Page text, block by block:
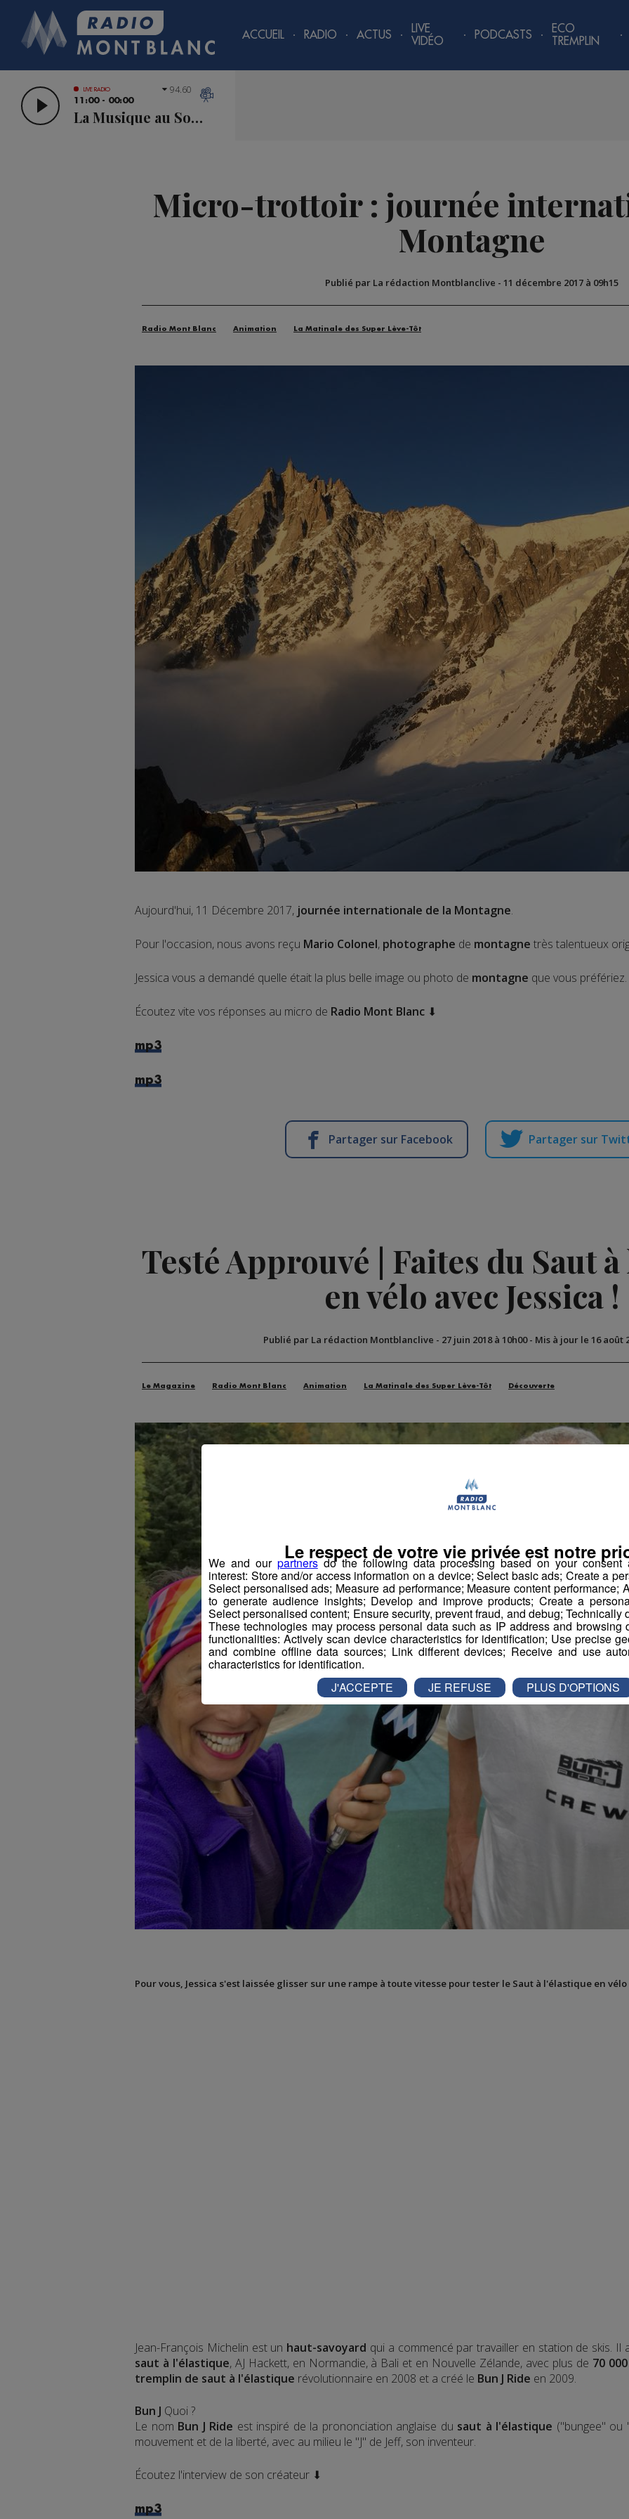
ACCUEIL RADIO ACTUS
LIVE
VIDÉO
PODCASTS
ECO
TREMPLIN
LIVE RADIO
11:00 - 00:00
La Musique au Sommet
94.60
Micro-trottoir : journée
Montagne
Publié par La rédaction Montblanclive - 11 décembre 2017 à 09h15
Radio Mont Blanc Animation La Matinale des Super Lève-Tôt
Aujourd'hui, 11 Décembre 2017, journée internationale de la Montagne.
Pour l'occasion, nous avons reçu Mario Colonel, photographe de montagne très talentueux
Jessica vous a demandé quelle était la plus belle image ou photo de montagne que vous préfériez.
Écoutez vite vos réponses au micro de Radio Mont Blanc ⬇
mp3
mp3
Partager sur Facebook Partager sur
Testé Approuvé | Faites du Saut
en vélo avec Jessica !
Publié par La rédaction Montblanclive - 27 juin 2018 à 10h00- Mis à jour le 16 août
Le Magazine Radio Mont Blanc Animation La Matinale des Super Lève-Tôt Découverte
Pour vous, Jessica s'est laissée glisser sur une rampe à toute vitesse pour tester le Saut à l'élastique en vélo
Jean-François Michelin est un haut-savoyard qui a commencé par travailler en station de skis. Il
saut à l'élastique, AJ Hackett, en Normandie, à Bali et en Nouvelle Zélande, avec plus de 70
tremplin de saut à l'élastique révolutionnaire en 2008 et a créé le Bun J Ride en 2009.
Bun J Quoi ?
Le nom Bun J Ride est inspiré de la prononciation anglaise du saut à l'élastique ("bungee" ou
mouvement et de la liberté, avec au milieu le "J" de Jeff, son inventeur.
Écoutez l'interview de son créateur ⬇
mp3
We and our partnersdo the following data processing based on your consent
interest: Store and/or access information on a device; Select basic ads; Create a
Select personalised ads; Measure ad performance; Measure content performance;
to generate audience insights; Develop and improve products; Create a
Select personalised content; Ensure security, prevent fraud, and debug; Technically
These technologies may process personal data such as IP address and browsing
functionalities: Actively scan device characteristics for identification; Use precise
and combine offline data sources; Link different devices; Receive and use
characteristics for identification.
Le respect de votre vie privée est notre
J'ACCEPTE JE REFUSE PLUS D'OPTIONS